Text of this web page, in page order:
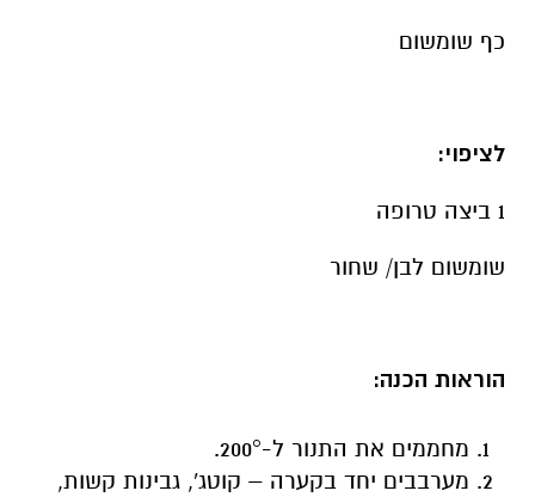
כף שומשום
לציפוי:
1 ביצה טרופה
שומשום לבן/ שחור
הוראות הכנה:
מחממים את התנור ל-200°.
מערבבים יחד בקערה – קוטג', גבינות קשות,